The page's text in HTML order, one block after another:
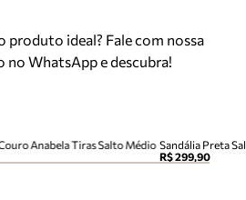
produto ideal? Fale com nossa
WhatsApp e descubra!
Anabela Tiras Salto Médio Sandália Preta
R$ 299,90